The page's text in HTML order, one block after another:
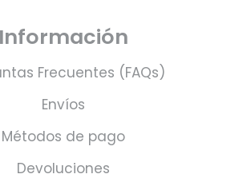
Información
Frecuentes (FAQs)
Envíos
Métodos de pago
Devoluciones